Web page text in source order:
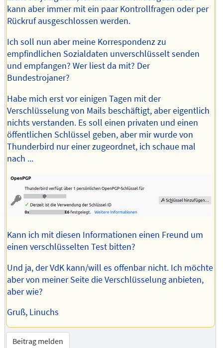
kann aber immer mit ein paar Kontrollfragen oder per
Rückruf ausgeschlossen werden.
Ich soll nun aber meine Korrespondenz zu
empfindlichen Sozialdaten unverschlüsselt senden
und empfangen? Wer liest da mit? Der
Bundestrojaner?
Habe mich erst vor einigen Tagen mit der
Verschlüsselung von Mails beschäftigt, aber eigentlich
nichts verstanden. Es soll einen privaten und einen
öffentlichen Schlüssel geben, aber mir wurde von
Thunderbird nur einer zugeordnet, ich schaue mal
nach ...
Kann ich mit diesen Informationen einen Freund um
einen verschlüsselten Test bitten?
Und ja, der VdK kann/will es offenbar nicht. Ich möchte
aber von meiner Seite die Verschlüsselung anbieten,
aber wie?
Gruß, Linuchs
Beitrag melden